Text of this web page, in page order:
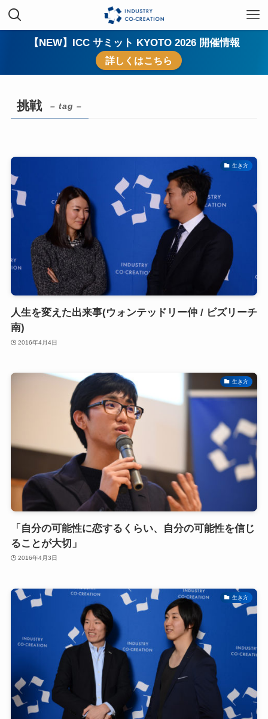
【NEW】ICC サミット KYOTO 2026 開催情報
詳しくはこちら
挑戦 – tag –
生き方
人生を変えた出来事(ウォンテッドリー仲 / ビズリーチ
南)
2016年4月4日
生き方
「自分の可能性に恋するくらい、自分の可能性を信じ
ることが大切」
2016年4月3日
生き方